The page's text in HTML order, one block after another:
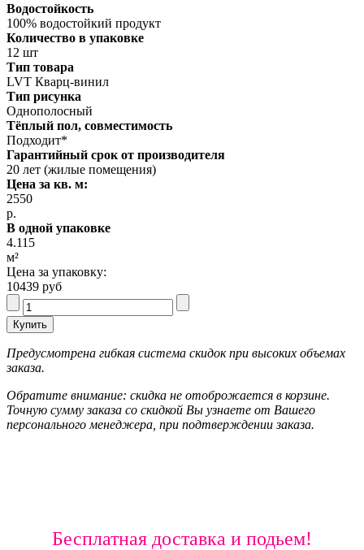
Водостойкость
100% водостойкий продукт
Количество в упаковке
12 шт
Тип товара
LVT Кварц-винил
Тип рисунка
Однополосный
Тёплый пол, совместимость
Подходит*
Гарантийный срок от производителя
20 лет (жилые помещения)
Цена за кв. м:
2550
р.
В одной упаковке
4.115
м²
Цена за упаковку:
10439 руб
Предусмотрена гибкая система скидок при высоких объемах
заказа.
Обратите внимание: скидка не отоброжается в корзине.
Точную сумму заказа со скидкой Вы узнаете от Вашего
персонального менеджера, при подтверждении заказа.
Бесплатная доставка и подьем!